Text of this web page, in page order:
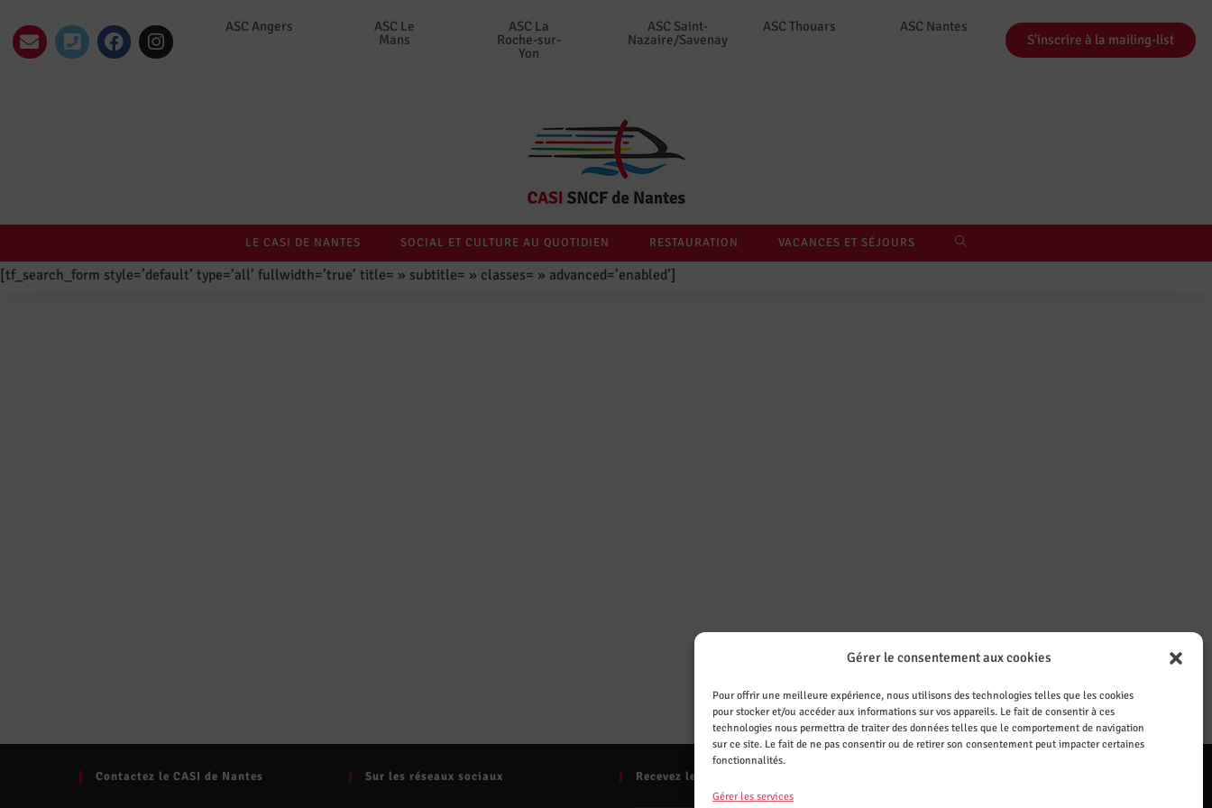
Gérer le consentement aux cookies
Pour offrir une meilleure expérience, nous utilisons des technologies telles que les cookies
pour stocker et/ou accéder aux informations sur vos appareils. Le fait de consentir à ces
technologies nous permettra de traiter des données telles que le comportement de navigation
sur ce site. Le fait de ne pas consentir ou de retirer son consentement peut impacter certaines
fonctionnalités.
Gérer les services
ASC Angers
ASC Le
Mans
ASC La
Roche-sur-
Yon
ASC Saint-
Nazaire/Savenay
ASC Thouars
ASC Nantes
S'inscrire à la mailing-list
LE CASI DE NANTES SOCIAL ET CULTURE AU QUOTIDIEN RESTAURATION VACANCES ET SÉJOURS
[tf_search_form style=’default’ type=’all’ fullwidth=’true’ title= » subtitle= » classes= » advanced=’enabled’]
Contactez le CASI de Nantes Sur les réseaux sociaux Recevez les actualités par mail